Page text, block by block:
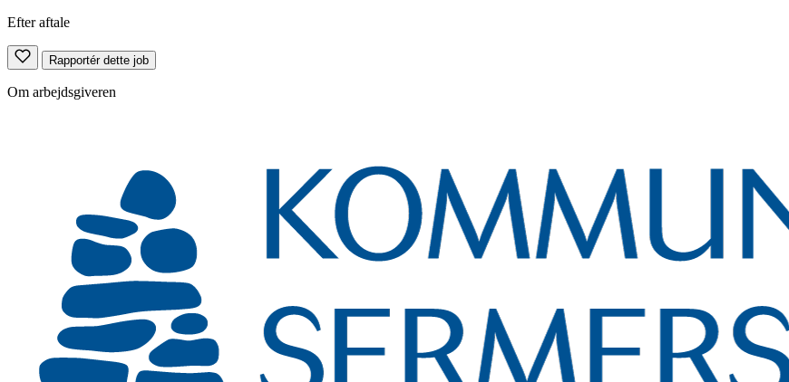
Efter aftale
Rapportér dette job
Om arbejdsgiveren